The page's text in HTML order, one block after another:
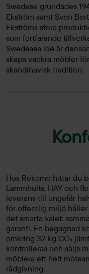
Swedese grundades
Ekström samt Sven
Ekströms stora
som fortfarande
Swedeses idé är
skapa vackra möbler
skandinavisk tradition.
Hos Rekomo hittar du
Lammhults, HAY och
leverans till ungefär
för offentlig miljö
det smarta valet:
garanti. En begagnad
omkring 32 kg CO₂
kontrolleras och säljs
möblera ett helt
rådgivning.